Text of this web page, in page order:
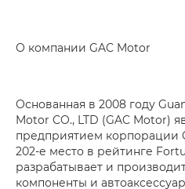
О компании GAC Motor
Основанная в 2008 году
Motor CO., LTD (GAC Motor)
предприятием корпорации
202-е место в рейтинге
разрабатывает и
компоненты и